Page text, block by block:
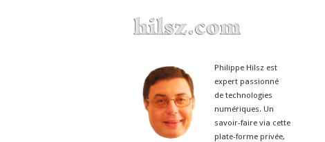
Philippe Hilsz est
expert passionné
de technologies
numériques. Un
savoir-faire via cette
plate-forme privée,